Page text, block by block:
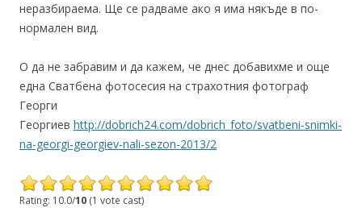
неразбираема. Ще се радваме ако я има някъде в по-
нормален вид.
О да не забравим и да кажем, че днес добавихме и още
една Сватбена фотосесия на страхотния фотограф
Георги
Георгиев http://dobrich24.com/dobrich_foto/svatbeni-snimki-
na-georgi-georgiev-nali-sezon-2013/2
Rating: 10.0/10 (1 vote cast)